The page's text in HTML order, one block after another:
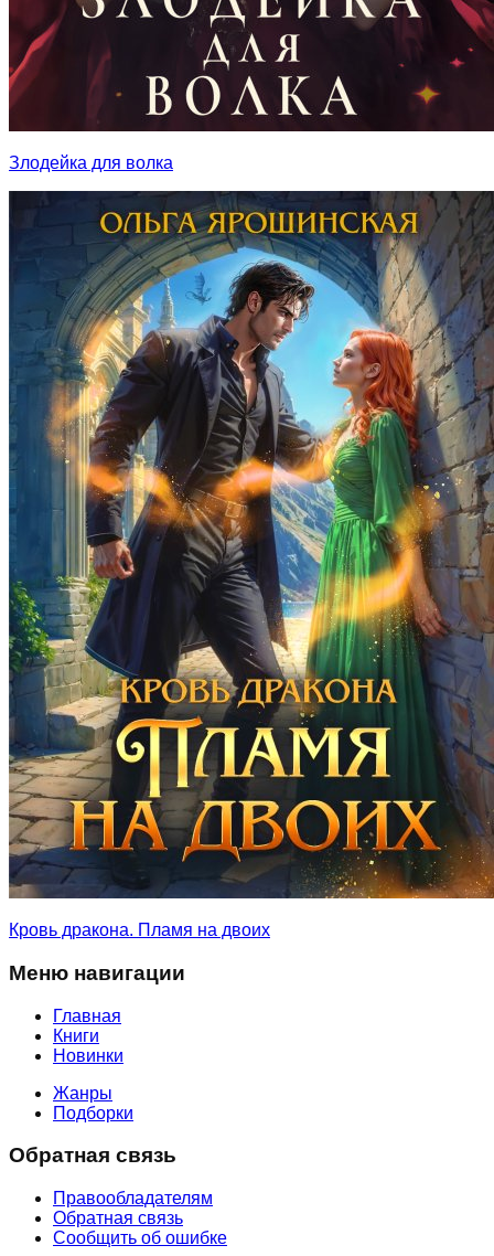
Злодейка для волка
Кровь дракона. Пламя на двоих
Меню навигации
Главная
Книги
Новинки
Жанры
Подборки
Обратная связь
Правообладателям
Обратная связь
Сообщить об ошибке